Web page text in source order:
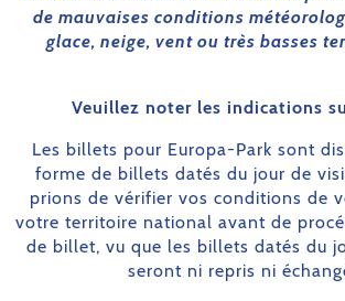
de mauvaises conditions
glace, neige, vent ou très basses
Veuillez noter les indications
Les billets pour Europa-Park sont
forme de billets datés du jour de
prions de vérifier vos conditions de
votre territoire national avant de
de billet, vu que les billets datés du
seront ni repris ni